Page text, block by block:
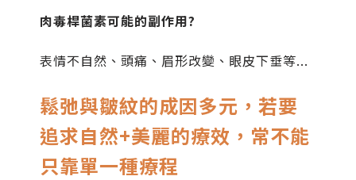
肉毒桿菌素可能的副作用?
表情不自然、頭痛、眉形改變、眼皮下垂等...
鬆弛與皺紋的成因多元，若要
追求自然+美麗的療效，常不能
只靠單一種療程